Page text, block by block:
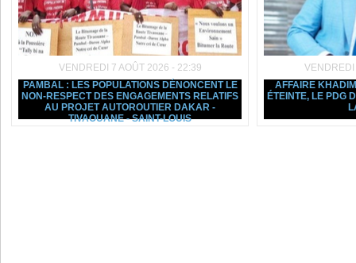
VENDREDI 7 AOÛT 2026 - 22:39
PAMBAL : LES POPULATIONS DÉNONCENT LE
NON-RESPECT DES ENGAGEMENTS RELATIFS
AU PROJET AUTOROUTIER DAKAR -
TIVAOUANE - SAINT-LOUIS
AFFAIRE
ÉTEINTE, LE PDG